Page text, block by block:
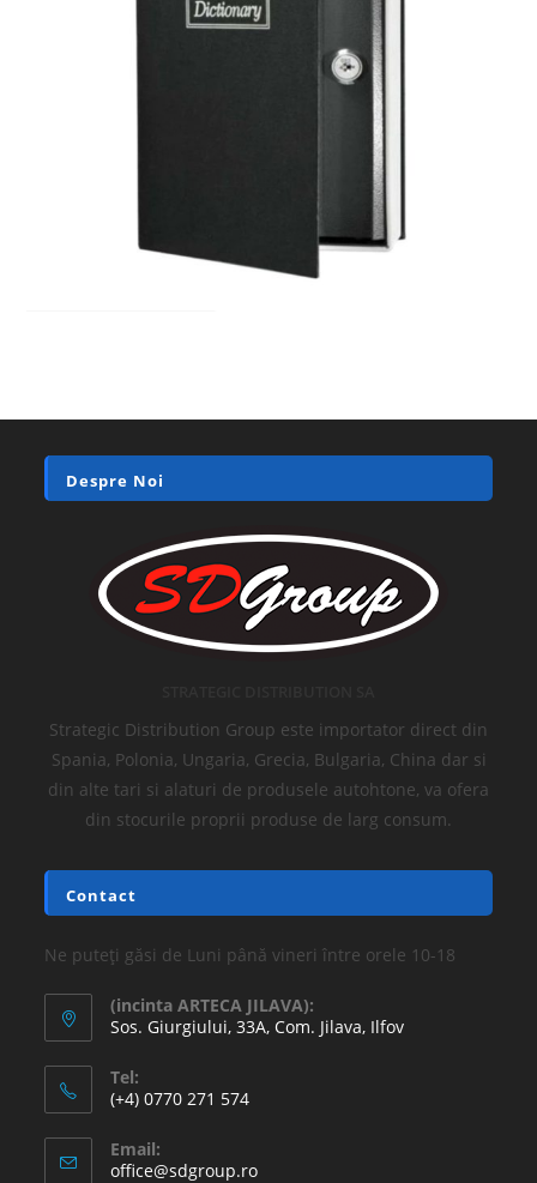
Despre Noi
Strategic Distribution Group este importator direct din
Spania, Polonia, Ungaria, Grecia, Bulgaria, China dar si
din alte tari si alaturi de produsele autohtone, va ofera
din stocurile proprii produse de larg consum.
Contact
Ne puteți găsi de Luni până vineri între orele 10-18
(incinta ARTECA JILAVA):
Sos. Giurgiului, 33A, Com. Jilava, Ilfov
Tel:
(+4) 0770 271 574
Email:
office@sdgroup.ro